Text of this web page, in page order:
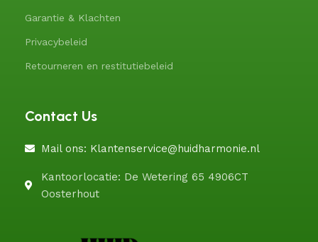
Garantie & Klachten
Privacybeleid
Retourneren en restitutiebeleid
Contact Us
Mail ons: Klantenservice@huidharmonie.nl
Kantoorlocatie: De Wetering 65 4906CT
Oosterhout